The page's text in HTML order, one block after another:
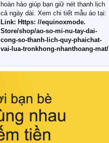
Khác với các dòng sản phẩm thông
thường, những bộ chăn ga gối đệm
cao cấp trải qua quy trình sản xuất
nghiêm ngặt từ khâu chọn lọc nguyên
liệu tự nhiên đến công nghệ dệt
nhuộm hiện đại không chứa hóa chất
này, bạn sẽ cảm nhận rõ rệt sự khác
hồi chuẩn xác của phần đệm nâng đỡ
cột sống.
Bên cạnh đó, việc lựa chọn các dòng
sản phẩm đạt chuẩn chất lượng quốc
hoàn hảo giúp bạn giữ nét thanh lịch
cả ngày dài. Xem chi tiết mẫu áo tại:
Link: Https: //equinoxmode.
Store/shop/ao-so-mi-nu-tay-dai-
cong-so-thanh-lich-quy-phaichat-
vai-lua-tronkhong-nhanthoang-mat/